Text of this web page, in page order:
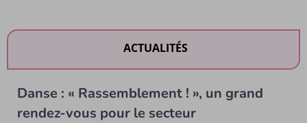
ACTUALITÉS
Danse : « Rassemblement ! », un grand
rendez-vous pour le secteur